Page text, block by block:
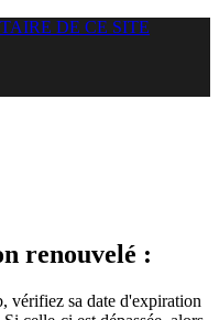
DE CE SITE
renouvelé :
vérifiez sa date d'expiration